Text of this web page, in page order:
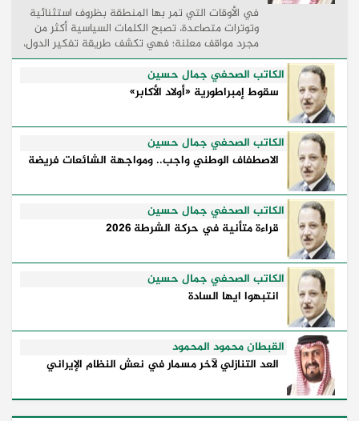
في الأوقات التي تمر بها المنطقة بظروف استثنائية
وتوترات متصاعدة، تصبح الكلمات السياسية أكثر من
مجرد مواقف معلنة؛ فهي تكشف طريقة تفكير الدول،
وكيفية إدارتها للأزمات، والحدود التي تفصل بين القوة
...
الكاتب الصحفي جمال حسين
سقوط إمبراطورية «أولاد الأكابر»
الكاتب الصحفي جمال حسين
الاصطفاف الوطني واجب.. ومواجهة الشائعات فريضة
الكاتب الصحفي جمال حسين
قراءة متأنية في حركة الشرطة 2026
الكاتب الصحفي جمال حسين
انتبهوا ايها السادة
القبطان محمود المحمود
العد التنازلي لآخر مسمار في نعش النظام الإيراني